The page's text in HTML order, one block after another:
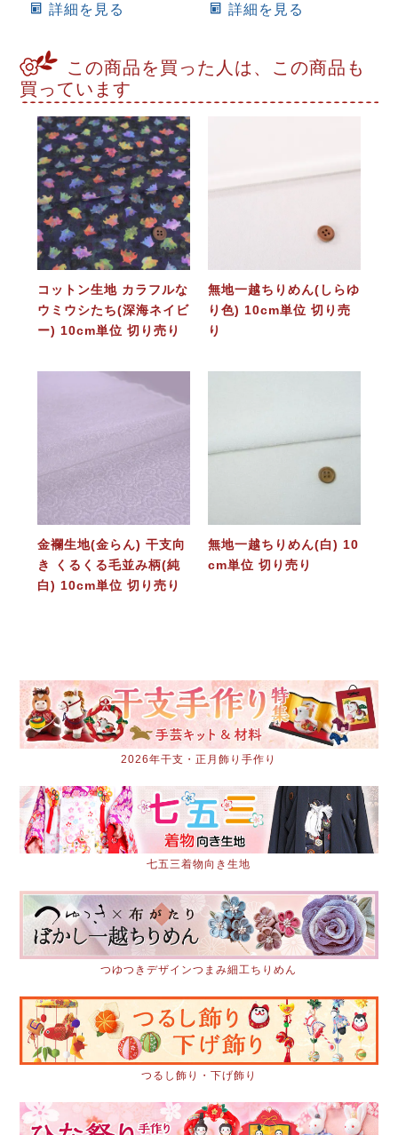
詳細を見る 詳細を見る
この商品を買った人は、この商品も
買っています
コットン生地 カラフルな
ウミウシたち(深海ネイビ
ー) 10cm単位 切り売り
無地一越ちりめん(しらゆ
り色) 10cm単位 切り売
り
金襴生地(金らん) 干支向
き くるくる毛並み柄(純
白) 10cm単位 切り売り
無地一越ちりめん(白) 10
cm単位 切り売り
2026年干支・正月飾り手作り
七五三着物向き生地
つゆつきデザインつまみ細工ちりめん
つるし飾り・下げ飾り